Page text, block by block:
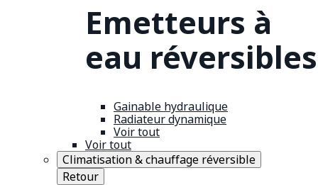
Emetteurs à
eau réversibles
Gainable hydraulique
Radiateur dynamique
Voir tout
Voir tout
Climatisation & chauffage réversible
Retour